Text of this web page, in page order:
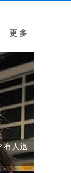
更 多
有人退